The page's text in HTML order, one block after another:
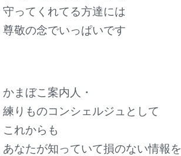
守ってくれてる方達には
尊敬の念でいっぱいです
かまぼこ案内人・
練りものコンシェルジュとして
これからも
あなたが知っていて損のない情報を